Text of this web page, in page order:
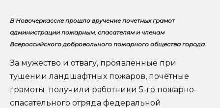
В Новочеркасске прошло вручение почетных грамот
администрации пожарным, спасателям и членам
Всероссийского добровольного пожарного общества города.
За мужество и отвагу, проявленные при
тушении ландшафтных пожаров, почётные
грамоты получили работники 5-го пожарно-
спасательного отряда федеральной